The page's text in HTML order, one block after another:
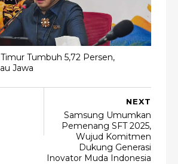
Tumbuh 5,72 Persen,
Jawa
NEXT
Samsung Umumkan
Pemenang SFT 2025,
Wujud Komitmen
Dukung Generasi
Inovator Muda Indonesia